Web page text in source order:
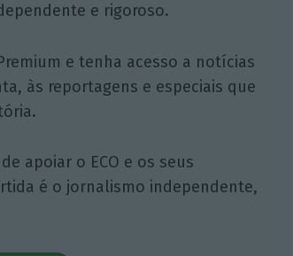
e rigoroso.
e tenha acesso a notícias
às reportagens e especiais que
apoiar o ECO e os seus
é o jornalismo independente,